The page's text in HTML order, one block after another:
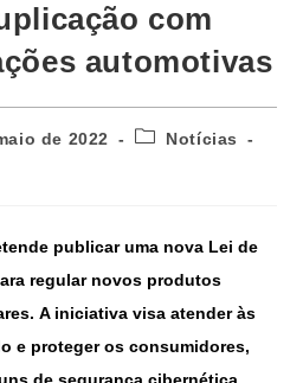
com
automotivas
de 2022
Notícias
publicar uma nova Lei de
regular novos produtos
A iniciativa visa atender às
e proteger os consumidores,